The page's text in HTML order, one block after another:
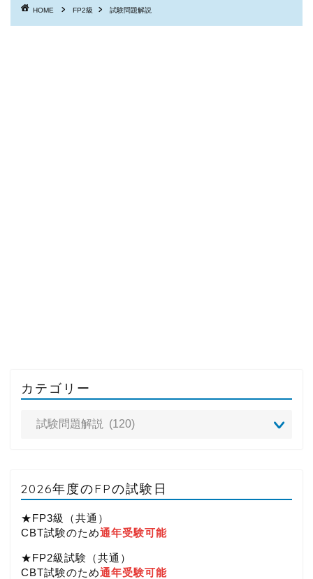
HOME FP2級 試験問題解説
カテゴリー
2026年度のFPの試験日
★FP3級（共通）
CBT試験のため通年受験可能
★FP2級試験（共通）
CBT試験のため通年受験可能